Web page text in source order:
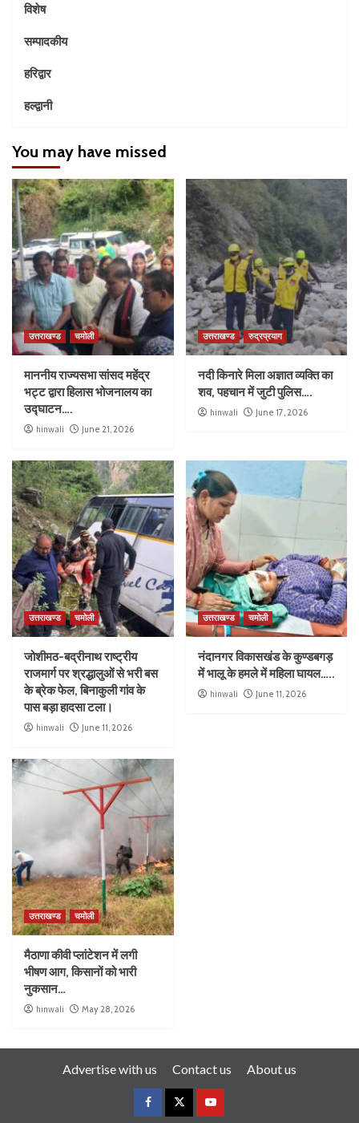
विशेष
सम्पादकीय
हरिद्वार
हल्द्वानी
You may have missed
उत्तराखण्ड चमोली
माननीय राज्यसभा सांसद महेंद्र
भट्ट द्वारा हिलास भोजनालय का
उद्घाटन….
hinwali June 21, 2026
उत्तराखण्ड रुद्रप्रयाग
नदी किनारे मिला अज्ञात व्यक्ति का
शव, पहचान में जुटी पुलिस….
hinwali June 17, 2026
उत्तराखण्ड चमोली
जोशीमठ-बद्रीनाथ राष्ट्रीय
राजमार्ग पर श्रद्धालुओं से भरी बस
के ब्रेक फेल, बिनाकुली गांव के
पास बड़ा हादसा टला।
hinwali June 11, 2026
उत्तराखण्ड चमोली
नंदानगर विकासखंड के कुण्डबगड़
में भालू के हमले में महिला घायल…..
hinwali June 11, 2026
उत्तराखण्ड चमोली
मैठाणा कीवी प्लांटेशन में लगी
भीषण आग, किसानों को भारी
नुकसान…
hinwali May 28, 2026
Advertise with us Contact us About us